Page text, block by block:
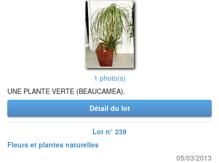
1 photo(s)
UNE PLANTE VERTE (BEAUCAMEA).
Détail du lot
Lot n° 239
Fleurs et plantes naturelles
05/03/2013